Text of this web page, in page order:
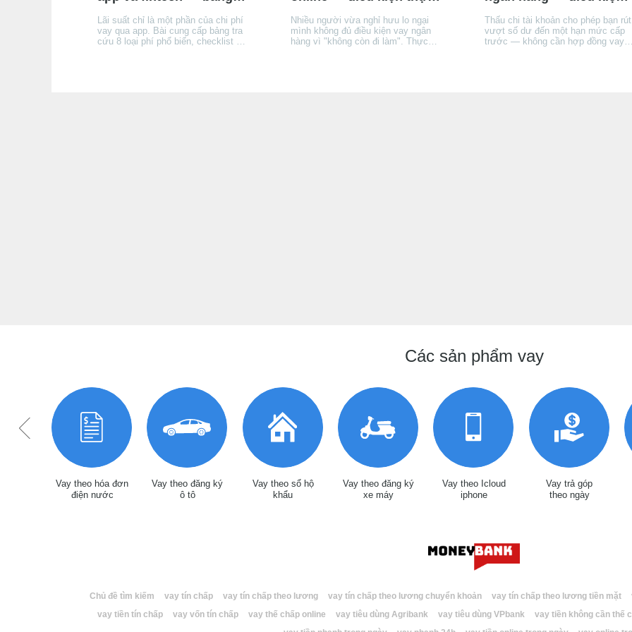
đồng
Lãi suất chỉ là một phần của chi phí
vay qua app. Bài cung cấp bảng tra
cứu 8 loại phí phổ biến, checklist 7
trọng
Nhiều người vừa nghỉ hưu lo ngại
mình không đủ điều kiện vay ngân
hàng vì "không còn đi làm". Thực
tế
Thấu chi tài khoản cho phép bạn rút
vượt số dư đến một hạn mức cấp
trước — không cần hợp đồng vay
Các sản phẩm vay
Vay theo hóa đơn
điện nước
Vay theo đăng ký
ô tô
Vay theo sổ hộ
khẩu
Vay theo đăng ký
xe máy
Vay theo Icloud
iphone
Vay trả góp
theo ngày
Chủ đề tìm kiếm vay tín chấp vay tín chấp theo lương vay tín chấp theo lương chuyển khoản vay tín chấp theo lương tiền mặt
vay tiền tín chấp
vay vốn tín chấp vay thế chấp online vay tiêu dùng Agribank vay tiêu dùng VPbank
vay tiền không cần thế